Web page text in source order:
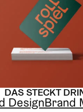
DAS STECKT
Design Brand